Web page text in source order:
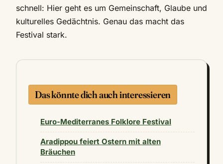
schnell: Hier geht es um Gemeinschaft, Glaube und
kulturelles Gedächtnis. Genau das macht das
Festival stark.
Das könnte dich auch interessieren
Euro-Mediterranes Folklore Festival
Aradippou feiert Ostern mit alten
Bräuchen